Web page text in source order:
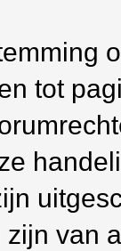
tot
van